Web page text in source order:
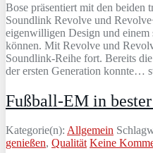
Bose präsentiert mit den beiden
Soundlink Revolve und
eigenwilligen Design und einem
können. Mit Revolve und
Soundlink-Reihe fort. Bereits
der ersten Generation konnte…
Fußball-EM in
Kategorie(n): Allgemein
genießen, Qualität Keine